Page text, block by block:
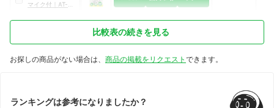
マイク付
AT-
比較表の続きを見る
お探しの商品がない場合は、 商品の掲載をリクエスト できます。
ランキングは参考になりましたか？